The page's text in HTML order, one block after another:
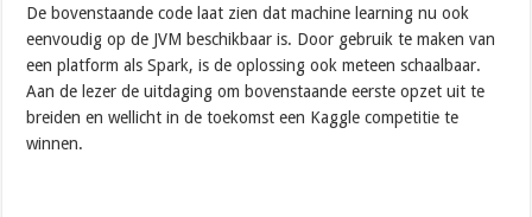
De bovenstaande code laat zien dat machine learning nu ook
eenvoudig op de JVM beschikbaar is. Door gebruik te maken van
een platform als Spark, is de oplossing ook meteen schaalbaar.
Aan de lezer de uitdaging om bovenstaande eerste opzet uit te
breiden en wellicht in de toekomst een Kaggle competitie te
winnen.